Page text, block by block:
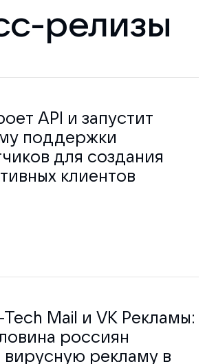
релизы
API и запустит
поддержки
для создания
клиентов
Mail и VK Рекламы:
россиян
вирусную рекламу в